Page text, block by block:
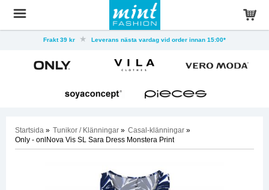
Frakt 39 kr Leverans nästa vardag vid order innan 15:00*
Startsida » Tunikor / Klänningar » Casal-klänningar »
Only - onlNova Vis SL Sara Dress Monstera Print